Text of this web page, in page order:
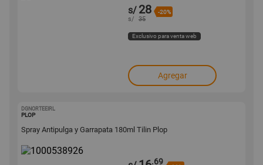
s/ 28 -20%
s/ 35
Exclusivo para venta web
Agregar
DGNORTEEIRL
PLOP
Spray Antipulga y Garrapata 180ml Tilin Plop
.69